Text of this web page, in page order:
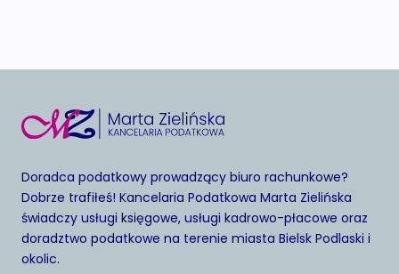
Doradca podatkowy prowadzący biuro rachunkowe?
Dobrze trafiłeś! Kancelaria Podatkowa Marta Zielińska
świadczy usługi księgowe, usługi kadrowo-płacowe oraz
doradztwo podatkowe na terenie miasta Bielsk Podlaski i
okolic.